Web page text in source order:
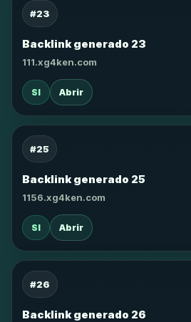
#23
Backlink generado 23
111.xg4ken.com
SI Abrir
#25
Backlink generado 25
1156.xg4ken.com
SI Abrir
#26
Backlink generado 26